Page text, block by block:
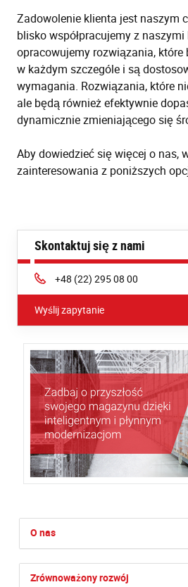
Zadowolenie klienta jest naszym
blisko współpracujemy z
opracowujemy rozwiązania,
w każdym szczególe i są
wymagania. Rozwiązania, które
ale będą również efektywnie
dynamicznie zmieniającego się
Aby dowiedzieć się więcej o nas,
zainteresowania z poniższych
Skontaktuj się z nami
Phone:
+48 (22) 295 08 00
Wyślij zapytanie
O nas
Zrównoważony rozwój